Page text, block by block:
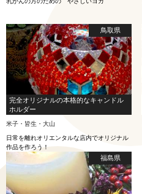
鳥取県
完全オリジナルの本格的なキャンドル
ホルダー
米子・皆生・大山
日常を離れオリエンタルな店内でオリジナル
作品を作ろう！
福島県